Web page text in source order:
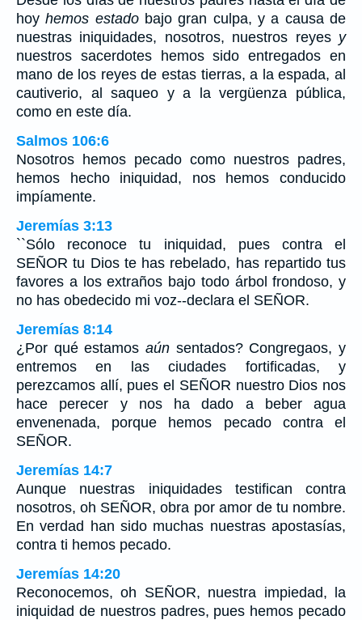
hoyhemos estadobajo gran culpa, y a causa de
nuestras iniquidades, nosotros, nuestros reyes y
nuestros sacerdotes hemos sido entregados en
mano de los reyes de estas tierras, a la espada, al
cautiverio, al saqueo y a la vergüenza pública,
como en este día.
Salmos 106:6
Nosotros hemos pecado como nuestros padres,
hemos hecho iniquidad, nos hemos conducido
impíamente.
Jeremías 3:13
``Sólo reconoce tu iniquidad, pues contra el
SEÑOR tu Dios te has rebelado, has repartido tus
favores a los extraños bajo todo árbol frondoso, y
no has obedecido mi voz--declara el SEÑOR.
Jeremías 8:14
¿Por qué estamos aún sentados? Congregaos, y
entremos en las ciudades fortificadas, y
perezcamos allí, pues el SEÑOR nuestro Dios nos
hace perecer y nos ha dado a beber agua
envenenada, porque hemos pecado contra el
SEÑOR.
Jeremías 14:7
Aunque nuestras iniquidades testifican contra
nosotros, oh SEÑOR, obra por amor de tu nombre.
En verdad han sido muchas nuestras apostasías,
contra ti hemos pecado.
Jeremías 14:20
Reconocemos, oh SEÑOR, nuestra impiedad, la
iniquidad de nuestros padres, pues hemos pecado